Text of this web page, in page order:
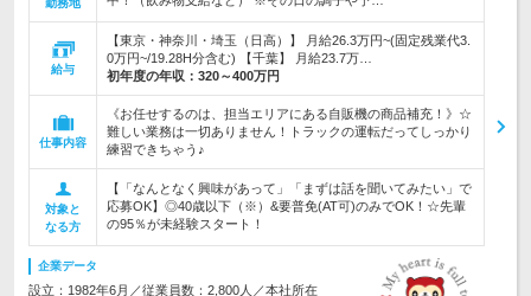
勤務地
給与
【東京・神奈川・埼玉（日高）】 月給26.3万円~(固定残業代3.
0万円~/19.28H分含む) 【千葉】 月給23.7万…
初年度の年収： 320～400万円
仕事内容
《お任せするのは、担当エリアにある自販機の商品補充！》☆
難しい業務は一切ありません！トラックの運転だってしっかり
練習できちゃう♪
対象と
なる方
【「なんとなく興味があって」「まずは話を聞いてみたい」で
応募OK】◎40歳以下（※）&要普免(AT可)のみでOK！☆先輩
の95％が未経験スタート！
企業データ
設立：1982年6月／従業員数：2,800人／本社所在